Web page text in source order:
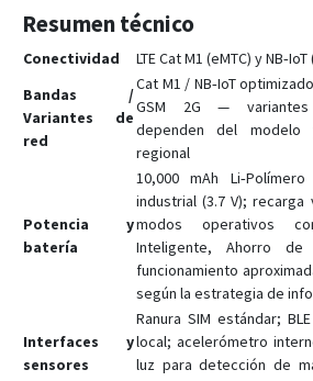
VL101G
VL103M
VL512
Resumen técnico
Conectividad
LTE Cat M1 (eMTC) y
Bandas /
Variantes de
red
Cat M1 / NB‑IoT
GSM 2G — variantes
dependen del
regional
Potencia y
batería
10,000 mAh
industrial (3.7 V); recarga
modos operativos
Inteligente, Ahorro
funcionamiento
según la estrategia de
Interfaces y
sensores
Ranura SIM estándar;
local; acelerómetro
luz para detección de